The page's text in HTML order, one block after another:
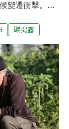
變遷衝擊。企
召開「地球日
鏈壓力轉化為
回應最新國際
氣候變遷加
減、入不敷
益僅佔終端價
，失去永續的
司自適用國際
碳揭露